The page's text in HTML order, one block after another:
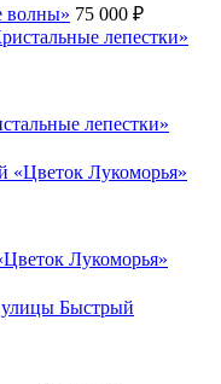
волны» 75 000 ₽
лепестки»
Лукоморья»
Быстрый